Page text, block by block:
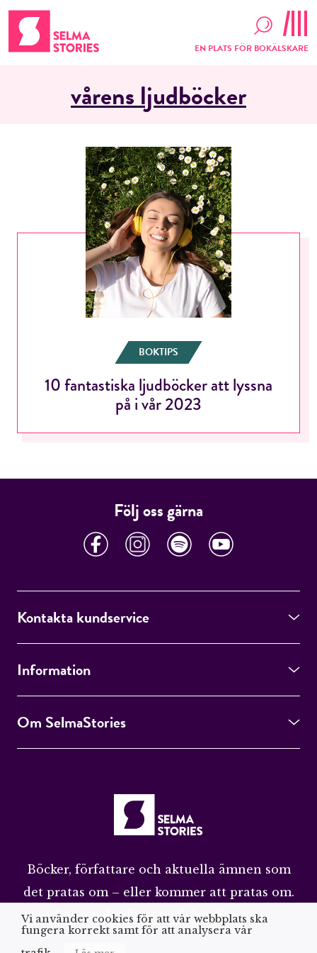
EN PLATS FÖR BOKÄLSKARE
RÖSTA
Jag accepterar villkoren.
ÅNGRA OCH STÄNG
vårens ljudböcker
BOKTIPS
10 fantastiska ljudböcker att lyssna
på i vår 2023
Följ oss gärna
Kontakta kundservice
Information
Om SelmaStories
Böcker, författare och aktuella ämnen som
det pratas om – eller kommer att pratas om.
Läs om det först på SelmaStories.
Vi använder cookies för att vår webbplats ska
fungera korrekt samt för att analysera vår